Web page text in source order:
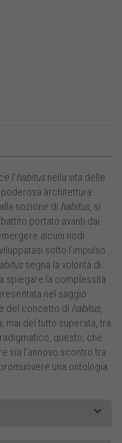
l’habitus nella vita delle
architettura
nozione di habitus, si
portato avanti dai
alcuni nodi
sotto l’impulso
segna la volontà di
spiegare la complessità
nel saggio
del concetto di habitus,
mai del tutto superata, tra
questo, che
sia l’annoso scontro tra
una ontologia